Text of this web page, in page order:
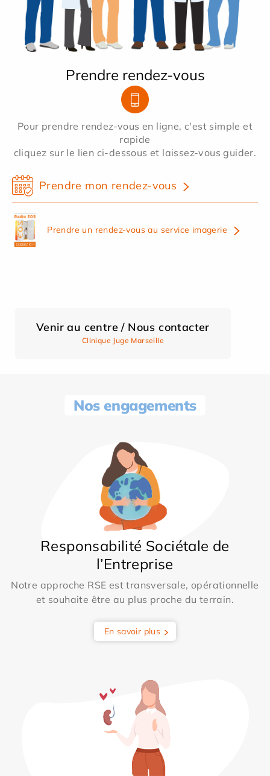
Prendre rendez-vous
Pour prendre rendez-vous en ligne, c'est simple et
rapide
cliquez sur le lien ci-dessous et laissez-vous guider.
Prendre mon rendez-vous
Prendre un rendez-vous au service imagerie
Venir au centre / Nous contacter
Clinique Juge Marseille
Nos engagements
Responsabilité Sociétale de
l’Entreprise
Notre approche RSE est transversale, opérationnelle
et souhaite être au plus proche du terrain.
En savoir plus